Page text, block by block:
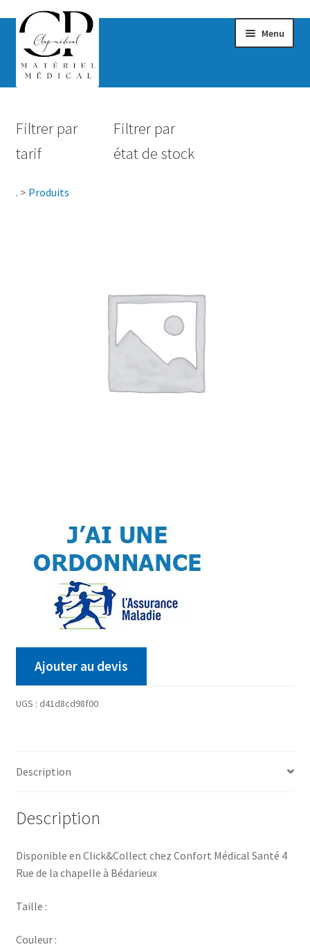
Menu
Hygiène
Vêtements & Chaussures
Filtrer par
tarif
Filtrer par
état de stock
. > Produits
Ajouter au devis
UGS : d41d8cd98f00
Description
Description
Disponible en Click&Collect chez Confort Médical Santé 4
Rue de la chapelle à Bédarieux
Taille :
Couleur :